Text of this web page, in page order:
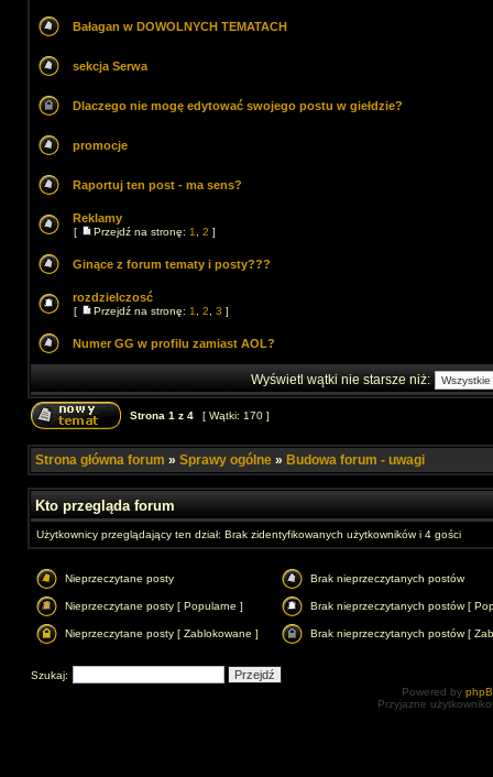
Bałagan w DOWOLNYCH TEMATACH
sekcja Serwa
Dlaczego nie mogę edytować swojego postu w giełdzie?
promocje
Raportuj ten post - ma sens?
Reklamy
[ Przejdź na stronę: 1 2 ]
Ginące z forum tematy i posty???
rozdzielczosć
[ Przejdź na stronę: 1 2 3 ]
Numer GG w profilu zamiast AOL?
Wyświetl wątki nie starsze niż:
Strona 1 z 4 [ Wątki: 170 ]
Strona główna forum » Sprawy ogólne » Budowa forum - uwagi
Kto przegląda forum
Użytkownicy przeglądający ten dział: Brak zidentyfikowanych użytkowników i 4 gości
Nieprzeczytane posty Brak nieprzeczytanych postów
Nieprzeczytane posty [ Popularne ] Brak nieprzeczytanych postów [
Nieprzeczytane posty [ Zablokowane ] Brak nieprzeczytanych postów [
Szukaj:
Powered by
Przyjazne